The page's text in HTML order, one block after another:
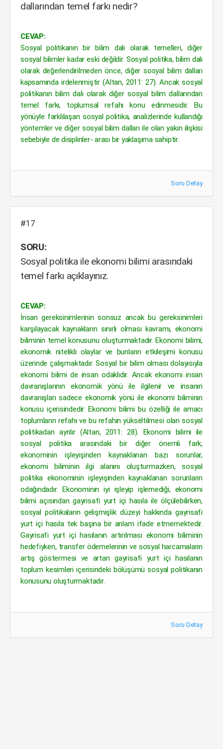
dallarından temel farkı nedir?
CEVAP:
Sosyal politikanın bir bilim dalı olarak temelleri, diğer
sosyal bilimler kadar eski değildir. Sosyal politika, bilim dalı
olarak değerlendirilmeden önce, diğer sosyal bilim dalları
kapsamında irdelenmiştir (Altan, 2011: 27). Ancak sosyal
politikanın bilim dalı olarak diğer sosyal bilim dallarından
temel farkı, toplumsal refahı konu edinmesidir. Bu
yönüyle farklılaşan sosyal politika, analizlerinde kullandığı
yöntemler ve diğer sosyal bilim dalları ile olan yakın ilişkisi
sebebiyle de disiplinler- arası bir yaklaşıma sahiptir.
Soru Detay
#17
SORU:
Sosyal politika ile ekonomi bilimi arasındaki
temel farkı açıklayınız.
CEVAP:
İnsan gereksinimlerinin sonsuz ancak bu gereksinimleri
karşılayacak kaynakların sınırlı olması kavramı, ekonomi
biliminin temel konusunu oluşturmaktadır. Ekonomi bilimi,
ekonomik nitelikli olaylar ve bunların etkileşimi konusu
üzerinde çalışmaktadır. Sosyal bir bilim olması dolayısıyla
ekonomi bilimi de insan odaklıdır. Ancak ekonomi insan
davranışlarının ekonomik yönü ile ilgilenir ve insanın
davranışları sadece ekonomik yönü ile ekonomi biliminin
konusu içerisindedir. Ekonomi bilimi bu özelliği ile amacı
toplumların refahı ve bu refahın yükseltilmesi olan sosyal
politikadan ayrılır (Altan, 2011: 28). Ekonomi bilimi ile
sosyal politika arasındaki bir diğer önemli fark,
ekonominin işleyişinden kaynaklanan bazı sorunlar,
ekonomi biliminin ilgi alanını oluşturmazken, sosyal
politika ekonominin işleyişinden kaynaklanan sorunların
odağındadır. Ekonominin iyi işleyip işlemediği, ekonomi
bilimi açısından gayrisafi yurt içi hasıla ile ölçülebilirken,
sosyal politikaların gelişmişlik düzeyi hakkında gayrisafi
yurt içi hasıla tek başına bir anlam ifade etmemektedir.
Gayrisafi yurt içi hasılanın artırılması ekonomi biliminin
hedefiyken, transfer ödemelerinin ve sosyal harcamaların
artış göstermesi ve artan gayrisafi yurt içi hasılanın
toplum kesimleri içerisindeki bölüşümü sosyal politikanın
konusunu oluşturmaktadır.
Soru Detay